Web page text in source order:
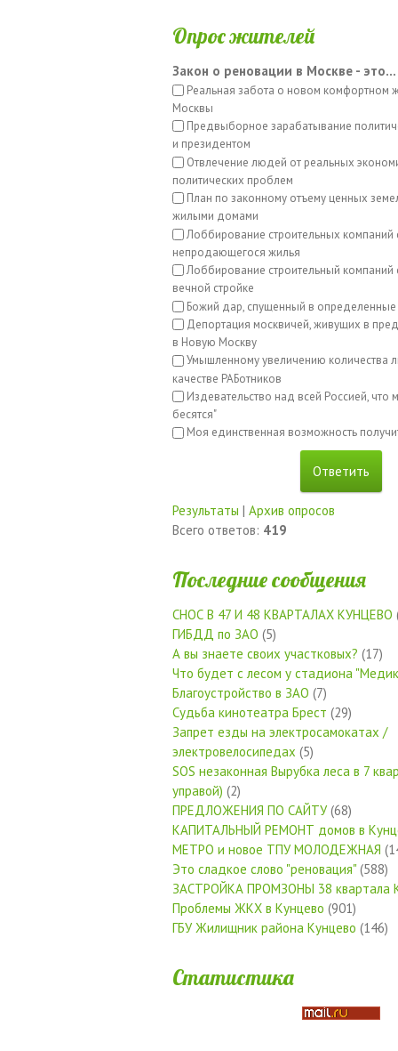
Опрос жителей
Закон о реновации в Москве - это...
Реальная забота о новом комфортном
Москвы
Предвыборное зарабатывание
и президентом
Отвлечение людей от реальных
политических проблем
План по законному отъему ценных
жилыми домами
Лоббирование строительных компаний
непродающегося жилья
Лоббирование строительный компаний
вечной стройке
Божий дар, спущенный в
Депортация москвичей, живущих в
в Новую Москву
Умышленному увеличению количества
качестве РАБотников
Издевательство над всей Россией, что
бесятся"
Моя единственная возможность
Результаты | Архив опросов
Всего ответов: 419
Последние сообщения
СНОС В 47 И 48 КВАРТАЛАХ КУНЦЕВО
ГИБДД по ЗАО (5)
А вы знаете своих участковых? (17)
Что будет с лесом у стадиона
Благоустройство в ЗАО (7)
Судьба кинотеатра Брест (29)
Запрет езды на электросамокатах /
электровелосипедах (5)
SOS незаконная Вырубка леса в 7
управой) (2)
ПРЕДЛОЖЕНИЯ ПО САЙТУ(68)
КАПИТАЛЬНЫЙ РЕМОНТ домов в
МЕТРО и новое ТПУ МОЛОДЕЖНАЯ
Это сладкое слово "реновация" (588)
ЗАСТРОЙКА ПРОМЗОНЫ 38 квартала
Проблемы ЖКХ в Кунцево (901)
ГБУ Жилищник района Кунцево (146)
Статистика